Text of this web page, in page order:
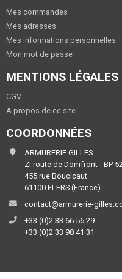
Mes commandes
Mes adresses
Mes informations personnelles
Mon mot de passe
MENTIONS LÉGALES
CGV
A propos de ce site
COORDONNÉES
ARMURERIE GILLES
ZI route de Domfront - BP 52
455 rue Boucicaut
61100 FLERS (France)
contact@armurerie-
+33 (0)2 33 66 56 29
+33 (0)2 33 98 41 31